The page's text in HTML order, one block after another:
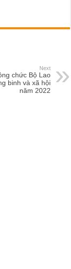
Next
chức Bộ Lao
binh và xã hội
năm 2022